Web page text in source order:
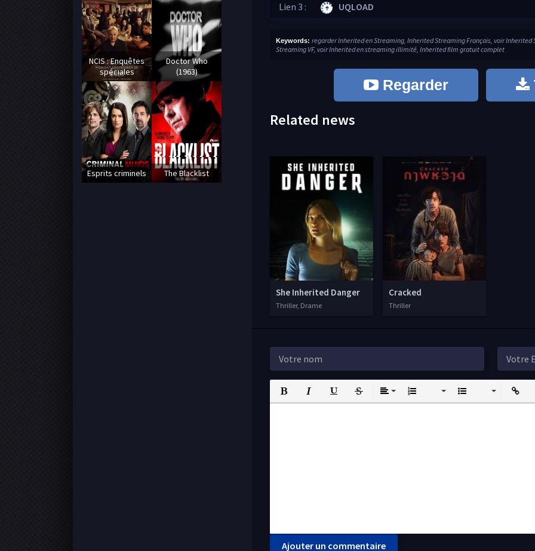
Lien 3 :
UQLOAD
Keywords: regarder Inherited en Streaming, Inherited Streaming Français, voir
Streaming VF, voir Inherited en streaming illimité, Inherited film gratuit complet
Regarder
Related news
She Inherited Danger
Thriller, Drame
Cracked
Thriller
Bold Italic UnderlineStrikethrough
AlignOrdered List Unordered ListInsert
Ajouter un commentaire
NCIS : Enquêtes
spéciales
Doctor Who
(1963)
Esprits criminels The Blacklist